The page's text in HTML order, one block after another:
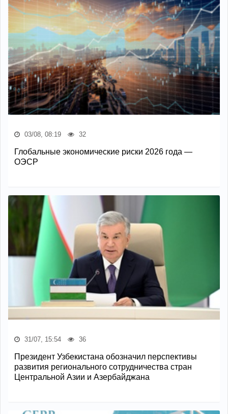
03/08, 08:19 32
Глобальные экономические риски 2026 года —
ОЭСР
31/07, 15:54 36
Президент Узбекистана обозначил перспективы
развития регионального сотрудничества стран
Центральной Азии и Азербайджана